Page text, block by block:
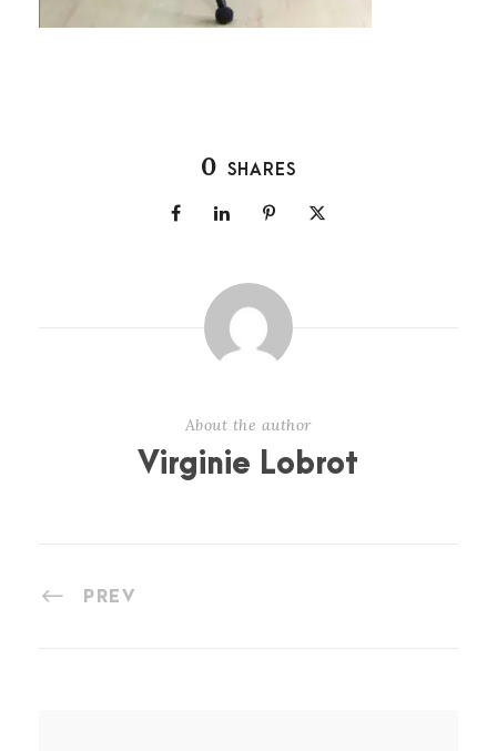
0 SHARES
About the author
Virginie Lobrot
PREV